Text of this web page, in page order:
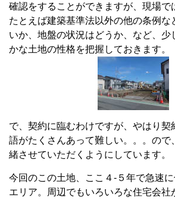
確認をすることができますが、現場で
たとえば建築基準法以外の他の条例な
いか、地盤の状況はどうか、など、少
かな土地の性格を把握しておきます。
で、契約に臨むわけですが、やはり契
語がたくさんあって難しい。。。ので
緒させていただくようにしています。
今回のこの土地、ここ４-５年で急速
エリア。周辺でもいろいろな住宅会社